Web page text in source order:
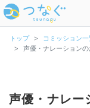
トップ コミッション
声優・ナレーション
声優・ナレー